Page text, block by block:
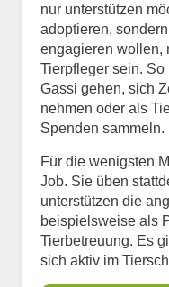
nur unterstützen
adoptieren,
engagieren wollen,
Tierpfleger sein.
Gassi gehen, sich
nehmen oder als
Spenden sammeln.
Für die wenigsten
Job. Sie üben
unterstützen die
beispielsweise als
Tierbetreuung. Es
sich aktiv im